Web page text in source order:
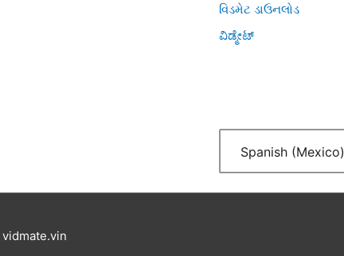
વિડમેટ ડાઉનલોડ
ವಿಡ್ಮೇಟ್
Spanish (Mexico)
vidmate.vin